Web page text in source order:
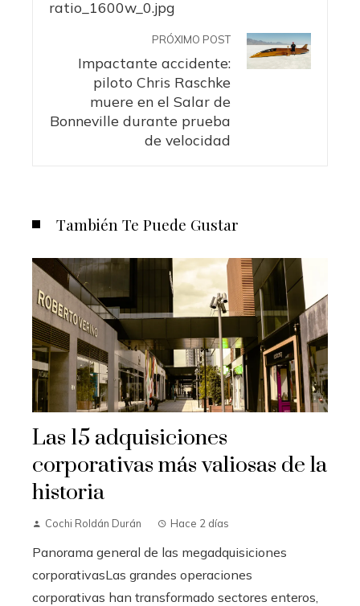
PRÓXIMO POST
Impactante accidente:
piloto Chris Raschke
muere en el Salar de
Bonneville durante prueba
de velocidad
También Te Puede Gustar
Las 15 adquisiciones
corporativas más valiosas de la
historia
Cochi Roldán Durán Hace 2 días
Panorama general de las megadquisiciones
corporativasLas grandes operaciones
corporativas han transformado sectores enteros,